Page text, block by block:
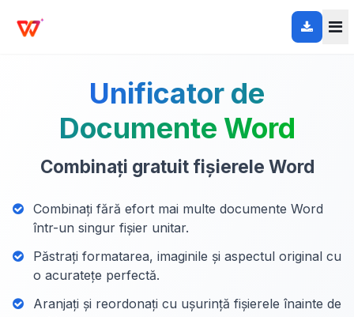
Unificator de
Documente Word
Combinați gratuit fișierele Word
Combinați fără efort mai multe documente Word
într-un singur fișier unitar.
Păstrați formatarea, imaginile și aspectul original cu
o acuratețe perfectă.
Aranjați și reordonați cu ușurință fișierele înainte de